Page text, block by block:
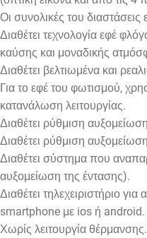
Οι συνολικές του
Διαθέτει τεχνολογία εφέ
καύσης και μοναδικής
Διαθέτει βελτιωμένα και
Για το εφέ του φωτισμού,
κατανάλωση λειτουργίας.
Διαθέτει ρύθμιση
Διαθέτει ρύθμιση
Διαθέτει σύστημα που
αυξομείωση της έντασης).
Διαθέτει τηλεχειριστήριο
smartphone με ios ή android.
Χωρίς λειτουργία θέρμανσης.